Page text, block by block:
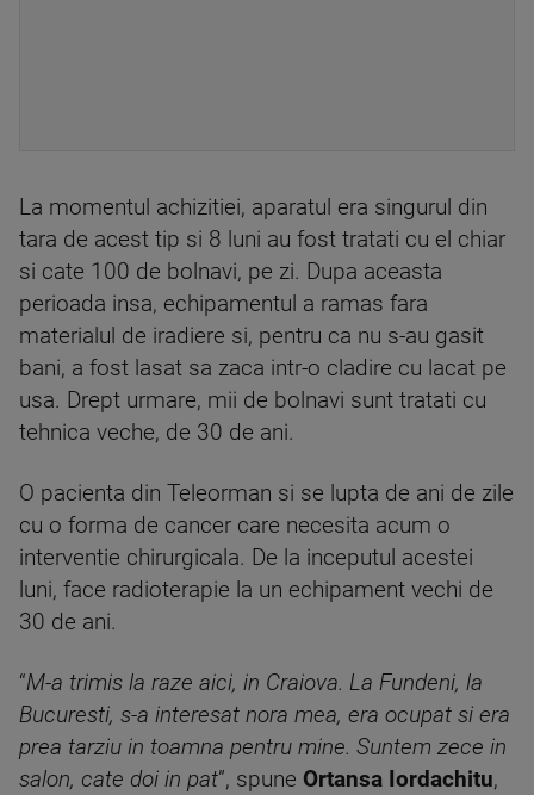
La momentul achizitiei, aparatul era singurul din
tara de acest tip si 8 luni au fost tratati cu el chiar
si cate 100 de bolnavi, pe zi. Dupa aceasta
perioada insa, echipamentul a ramas fara
materialul de iradiere si, pentru ca nu s-au gasit
bani, a fost lasat sa zaca intr-o cladire cu lacat pe
usa. Drept urmare, mii de bolnavi sunt tratati cu
tehnica veche, de 30 de ani.
O pacienta din Teleorman si se lupta de ani de zile
cu o forma de cancer care necesita acum o
interventie chirurgicala. De la inceputul acestei
luni, face radioterapie la un echipament vechi de
30 de ani.
“M-a trimis la raze aici, in Craiova. La Fundeni, la
Bucuresti, s-a interesat nora mea, era ocupat si era
prea tarziu in toamna pentru mine. Suntem zece in
salon, cate doi in pat”, spune Ortansa Iordachitu,